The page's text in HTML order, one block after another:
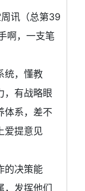
讯（总第39
啊，一支笔
统，懂教
，有战略眼
体系，差不
爱提意见
的决策能
，发挥他们